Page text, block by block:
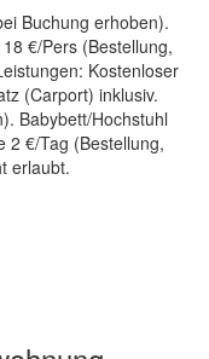
Buchung erhoben).
€/Pers (Bestellung,
Kostenloser
(Carport) inklusiv.
Babybett/Hochstuhl
2 €/Tag (Bestellung,
erlaubt.